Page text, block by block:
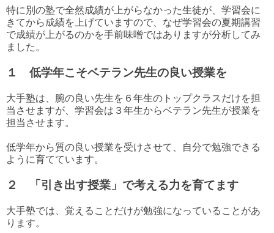
特に別の塾で全然成績が上がらなかった生徒が、学習会に
きてから成績を上げていますので、なぜ学習会の夏期講習
で成績が上がるのかを手前味噌ではありますが分析してみ
ました。
１ 低学年こそベテラン先生の良い授業を
大手塾は、腕の良い先生を６年生のトップクラスだけを担
当させますが、学習会は３年生からベテラン先生が授業を
担当させます。
低学年から質の良い授業を受けさせて、自分で勉強できる
ように育てています。
２ 「引き出す授業」で考える力を育てます
大手塾では、覚えることだけが勉強になっていることがあ
ります。